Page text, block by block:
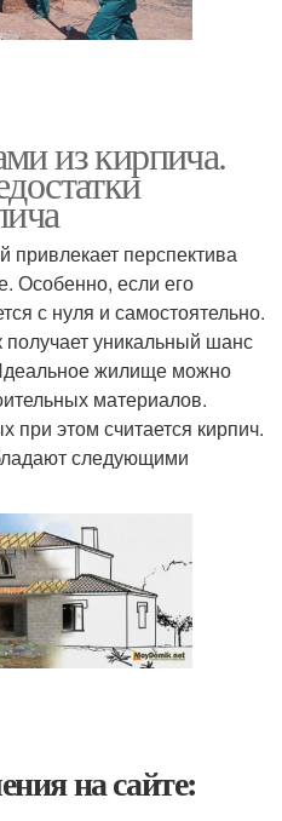
из кирпича.
привлекает перспектива
Особенно, если его
с нуля и самостоятельно.
получает уникальный шанс
жилище можно
материалов.
этом считается кирпич.
следующими
на сайте: